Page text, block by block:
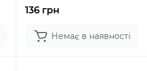
136 грн
Немає в наявності